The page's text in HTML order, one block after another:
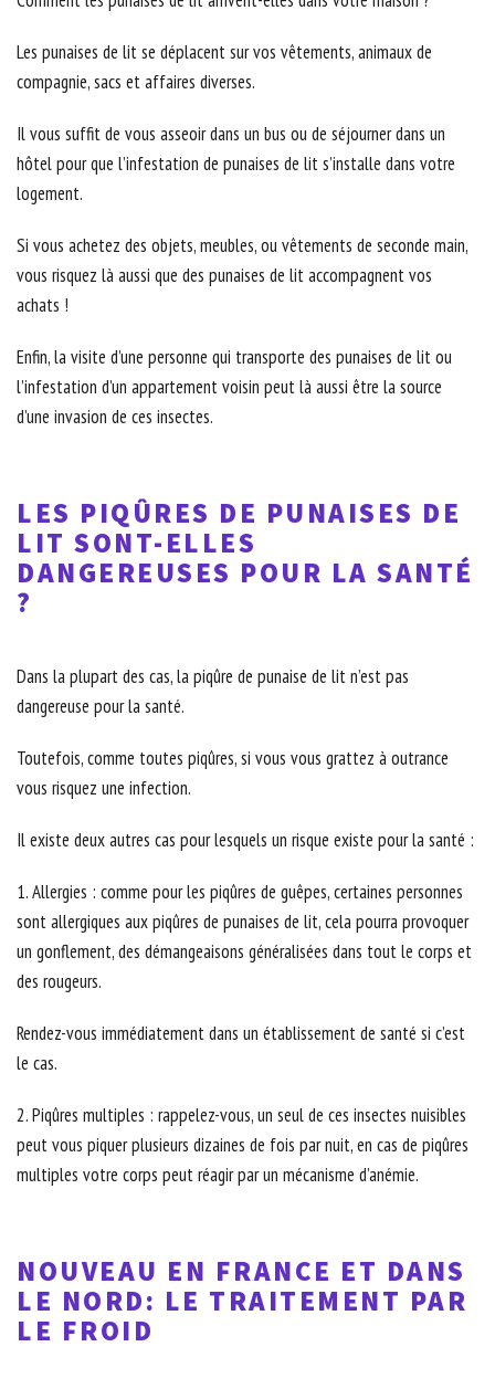
Les punaises de lit se déplacent sur vos vêtements, animaux de
compagnie, sacs et affaires diverses.
Il vous suffit de vous asseoir dans un bus ou de séjourner dans un
hôtel pour que l’infestation de punaises de lit s’installe dans votre
logement.
Si vous achetez des objets, meubles, ou vêtements de seconde main,
vous risquez là aussi que des punaises de lit accompagnent vos
achats !
Enfin, la visite d’une personne qui transporte des punaises de lit ou
l’infestation d’un appartement voisin peut là aussi être la source
d’une invasion de ces insectes.
LES PIQÛRES DE PUNAISES DE
LIT SONT-ELLES
DANGEREUSES POUR LA SANTÉ
?
Dans la plupart des cas, la piqûre de punaise de lit n’est pas
dangereuse pour la santé.
Toutefois, comme toutes piqûres, si vous vous grattez à outrance
vous risquez une infection.
Il existe deux autres cas pour lesquels un risque existe pour la santé :
1. Allergies : comme pour les piqûres de guêpes, certaines personnes
sont allergiques aux piqûres de punaises de lit, cela pourra provoquer
un gonflement, des démangeaisons généralisées dans tout le corps et
des rougeurs.
Rendez-vous immédiatement dans un établissement de santé si c’est
le cas.
2. Piqûres multiples : rappelez-vous, un seul de ces insectes nuisibles
peut vous piquer plusieurs dizaines de fois par nuit, en cas de piqûres
multiples votre corps peut réagir par un mécanisme d’anémie.
NOUVEAU EN FRANCE ET DANS
LE NORD: LE TRAITEMENT PAR
LE FROID